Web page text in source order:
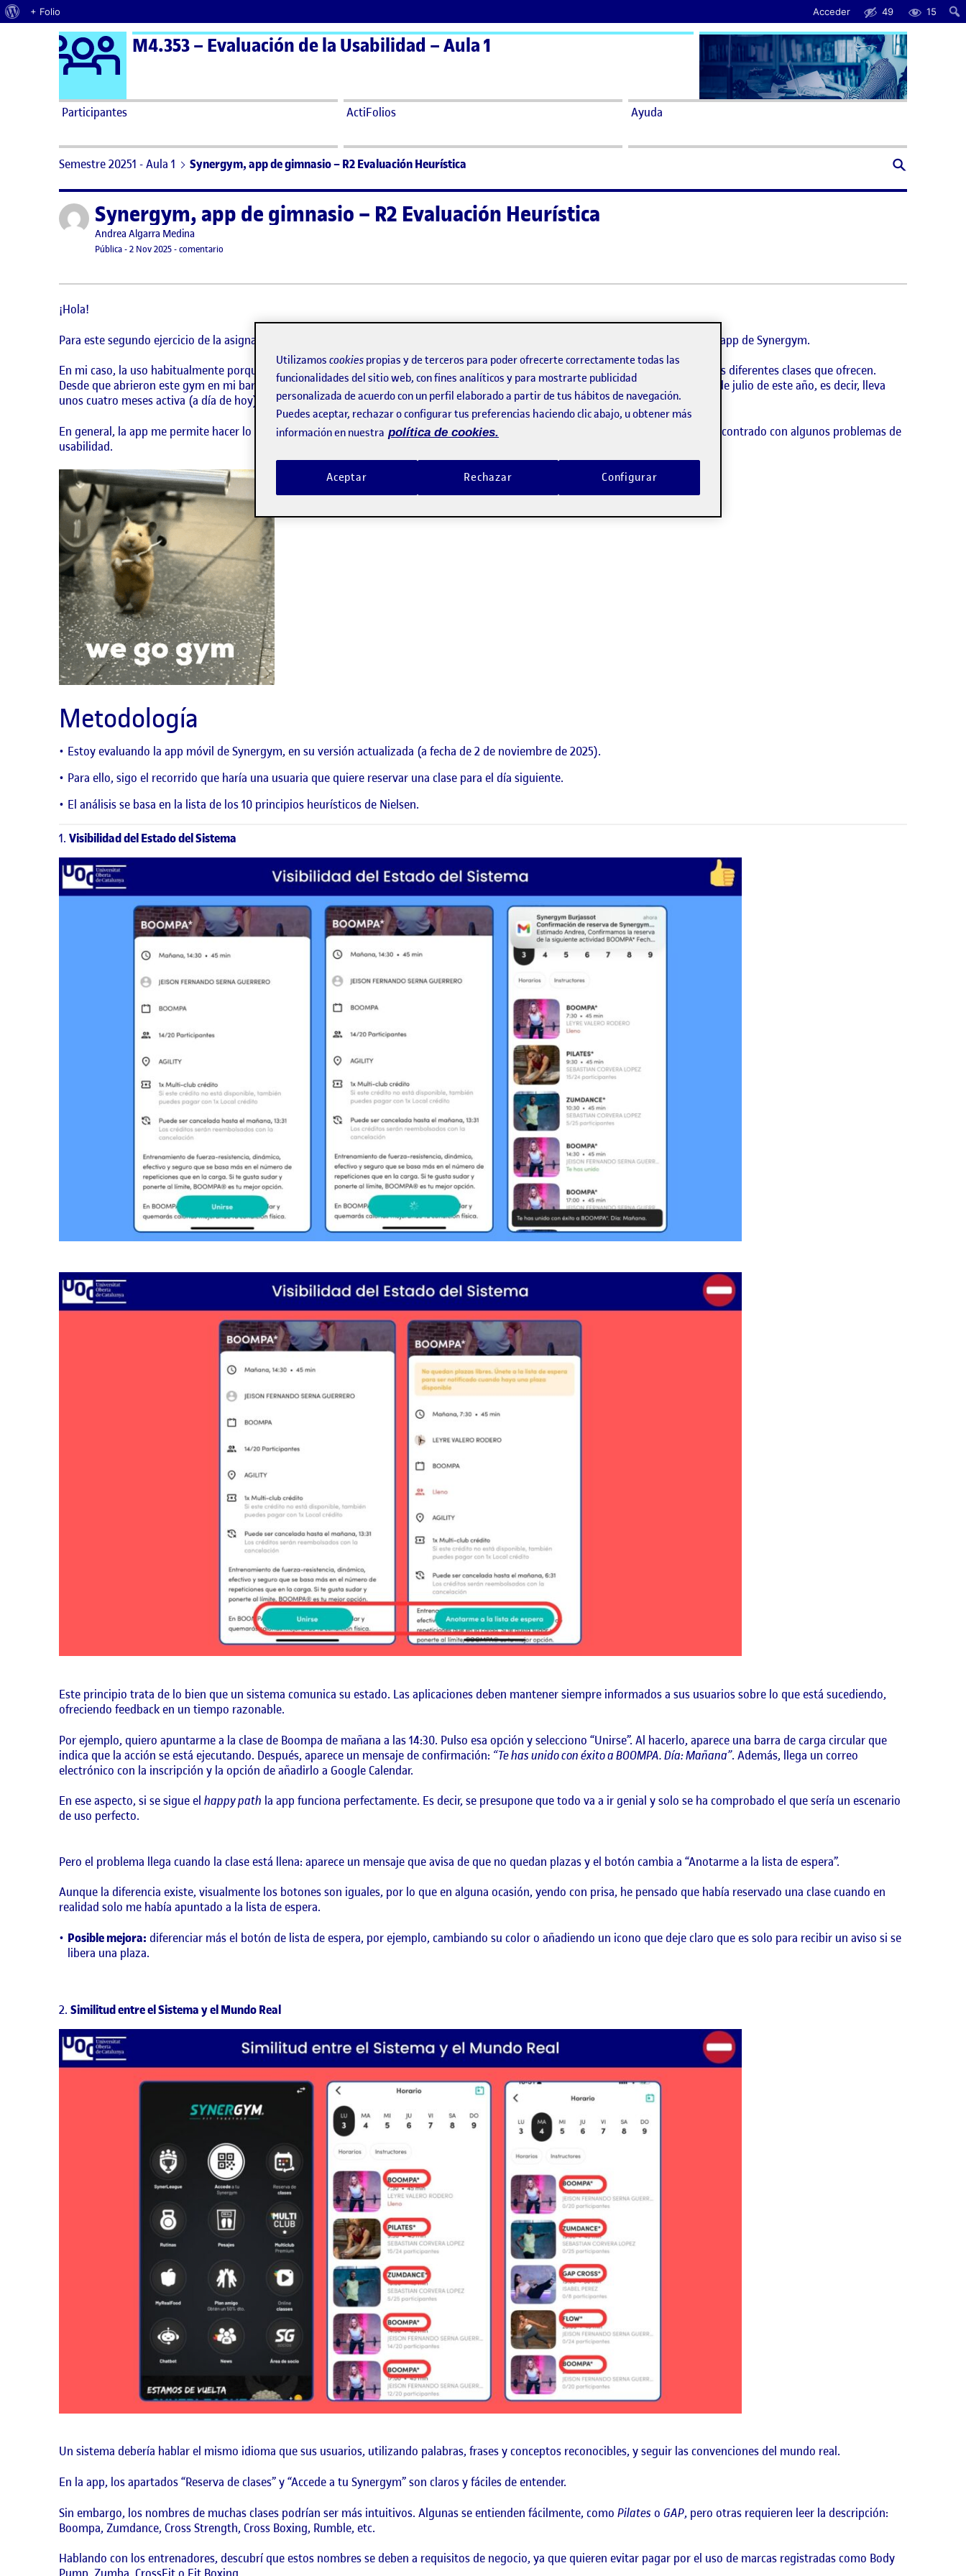
Acerca de WordPress
+ Folio Acceder 49 15
Saltar al contenido Logo Ágora
M4.353 – Evaluación de la Usabilidad – Aula 1
Participantes ActiFolios Ayuda
Semestre 20251 - Aula 1 Synergym, app de gimnasio – R2 Evaluación Heurística
Publicado porSynergym, app de gimnasio – R2 Evaluación Heurística
Publicado por
Andrea Algarra Medina
Visibilidad:
Pública-Fecha de publicación
2 Nov 202514 noviembre, 2025 8:00 pm
-comentario
¡Hola!
Para este segundo ejercicio de la asignatura, que consiste en hacer un análisis heurístico de una interfaz, he decidido hablar sobre la app de Synergym.
En mi caso, la uso habitualmente porque en esta etapa de mi vida suelo ir bastante al gimnasio. Me gusta hacer deporte y asistir a las diferentes clases que ofrecen.
Desde que abrieron este gym en mi barrio, han actualizado un par de veces la aplicación móvil. La versión actual está disponible desde julio de este año, es decir, lleva
unos cuatro meses activa (a día de hoy).
En general, la app me permite hacer lo que quiero como usuaria, aunque tanto yo como otras personas de mi entorno nos hemos encontrado con algunos problemas de
usabilidad.
Metodología
Estoy evaluando la app móvil de Synergym, en su versión actualizada (a fecha de 2 de noviembre de 2025).
Para ello, sigo el recorrido que haría una usuaria que quiere reservar una clase para el día siguiente.
El análisis se basa en la lista de los10 principios heurísticos de Nielsen.
Visibilidad del Estado del Sistema
Este principio trata de lo bien que un sistema comunica su estado. Las aplicaciones deben mantener siempre informados a sus usuarios sobre lo que está sucediendo,
ofreciendo feedback en un tiempo razonable.
Por ejemplo, quiero apuntarme a la clase de Boompa de mañana a las 14:30. Pulso esa opción y selecciono “Unirse”. Al hacerlo, aparece una barra de carga circular que
indica que la acción se está ejecutando. Después, aparece un mensaje de confirmación: “Te has unido con éxito a BOOMPA. Día: Mañana”. Además, llega un correo
electrónico con la inscripción y la opción de añadirlo a Google Calendar.
En ese aspecto, si se sigue el happy path la app funciona perfectamente. Es decir, se presupone que todo va a ir genial y solo se ha comprobado el que sería un escenario
de uso perfecto.
Pero el problema llega cuando la clase está llena: aparece un mensaje que avisa de que no quedan plazas y el botón cambia a “Anotarme a la lista de espera”.
Aunque la diferencia existe, visualmente los botones son iguales, por lo que en alguna ocasión, yendo con prisa, he pensado que había reservado una clase cuando en
realidad solo me había apuntado a la lista de espera.
Posible mejora: diferenciar más el botón de lista de espera, por ejemplo, cambiando su color o añadiendo un icono que deje claro que es solo para recibir un aviso si se
libera una plaza.
Similitud entre el Sistema y el Mundo Real
Un sistema debería hablar el mismo idioma que sus usuarios, utilizando palabras, frases y conceptos reconocibles, y seguir las convenciones del mundo real.
En la app, los apartados “Reserva de clases” y “Accede a tu Synergym” son claros y fáciles de entender.
Sin embargo, los nombres de muchas clases podrían ser más intuitivos. Algunas se entienden fácilmente, como Pilates o GAP, pero otras requieren leer la descripción:
Boompa, Zumdance, Cross Strength, Cross Boxing, Rumble, etc.
Hablando con los entrenadores, descubrí que estos nombres se deben a requisitos de negocio, ya que quieren evitar pagar por el uso de marcas registradas como Body
Utilizamos cookies propias y de terceros para poder ofrecerte correctamente todas las
funcionalidades del sitio web, con fines analíticos y para mostrarte publicidad
personalizada de acuerdo con un perfil elaborado a partir de tus hábitos de navegación.
Puedes aceptar, rechazar o configurar tus preferencias haciendo clic abajo, u obtener más
información en nuestra política de cookies.
Rechazar
Aceptar Configurar